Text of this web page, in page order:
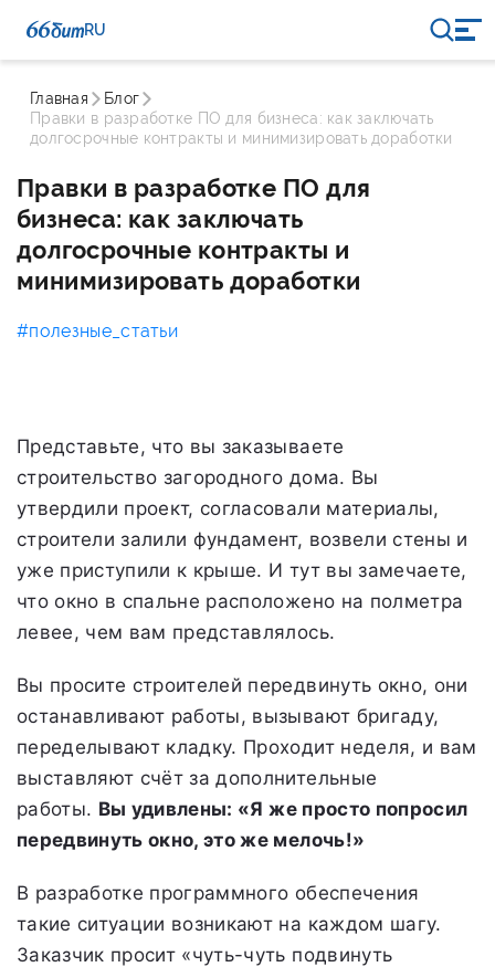
RU
Главная
Блог
Правки в разработке ПО для бизнеса: как заключать
долгосрочные контракты и минимизировать доработки
Правки в разработке ПО для
бизнеса: как заключать
долгосрочные контракты и
минимизировать доработки
#полезные_статьи
Представьте, что вы заказываете
строительство загородного дома. Вы
утвердили проект, согласовали материалы,
строители залили фундамент, возвели стены и
уже приступили к крыше. И тут вы замечаете,
что окно в спальне расположено на полметра
левее, чем вам представлялось.
Вы просите строителей передвинуть окно, они
останавливают работы, вызывают бригаду,
переделывают кладку. Проходит неделя, и вам
выставляют счёт за дополнительные
работы. Вы удивлены: «Я же просто попросил
передвинуть окно, это же мелочь!»
В разработке программного обеспечения
такие ситуации возникают на каждом шагу.
Заказчик просит «чуть-чуть подвинуть